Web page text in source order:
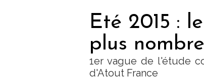
Eté 2015 :
plus
1er vague de l'étude
d'Atout France